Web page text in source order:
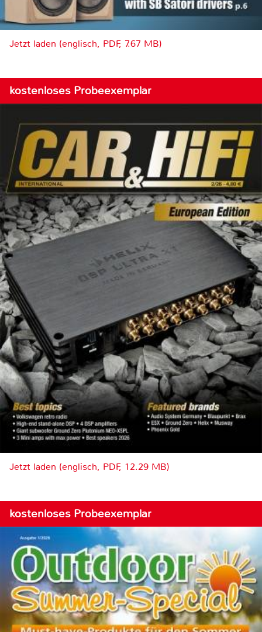
Jetzt laden (englisch, PDF, 7.67 MB)
kostenloses Probeexemplar
Jetzt laden (englisch, PDF, 12.29 MB)
kostenloses Probeexemplar